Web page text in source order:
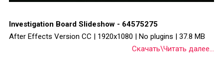
Investigation Board Slideshow - 64575275
After Effects Version CC | 1920x1080 | No plugins | 37.8 MB
Скачать\Читать далее...